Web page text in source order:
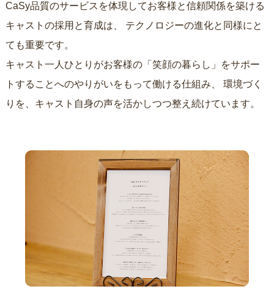
CaSy品質のサービスを体現してお客様と信頼関係を築ける
キャストの採用と育成は、
ても重要です。
キャスト一人ひとりがお客様の「笑顔の暮らし」をサポー
トすることへのやりがいをもって働ける仕組み、
りを、キャスト自身の声を活かしつつ整え続けています。